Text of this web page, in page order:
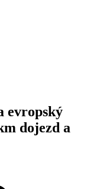
evropský
dojezd a